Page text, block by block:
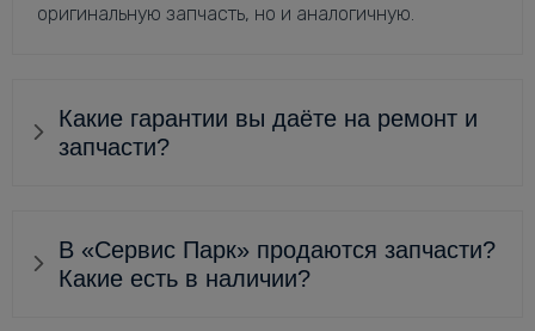
оригинальную запчасть, но и аналогичную.
Какие гарантии вы даёте на ремонт и
запчасти?
В «Сервис Парк» продаются запчасти?
Какие есть в наличии?